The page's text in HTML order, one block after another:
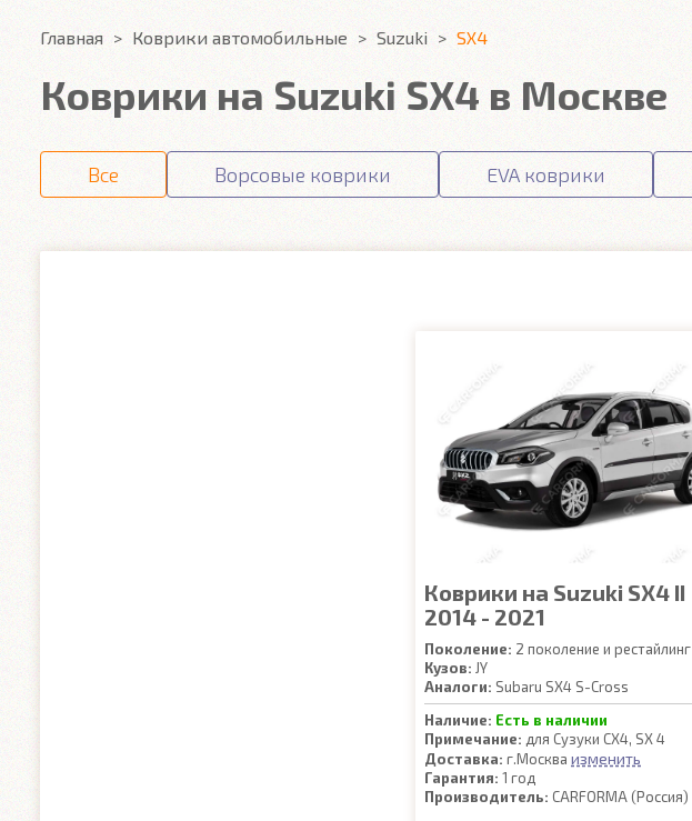
Главная Коврики автомобильные Suzuki SX4
Коврики на Suzuki SX4 в Москве
Все Ворсовые коврики EVA коврики
Коврики на Suzuki SX4 II
2014 - 2021
Поколение: 2 поколение и рестайлинг
Кузов: JY
Аналоги: Subaru SX4 S-Cross
Наличие: Есть в наличии
Примечание: для Сузуки СХ4, SX 4
Доставка: г.Москва изменить
Гарантия: 1 год
Производитель: CARFORMA (Россия)